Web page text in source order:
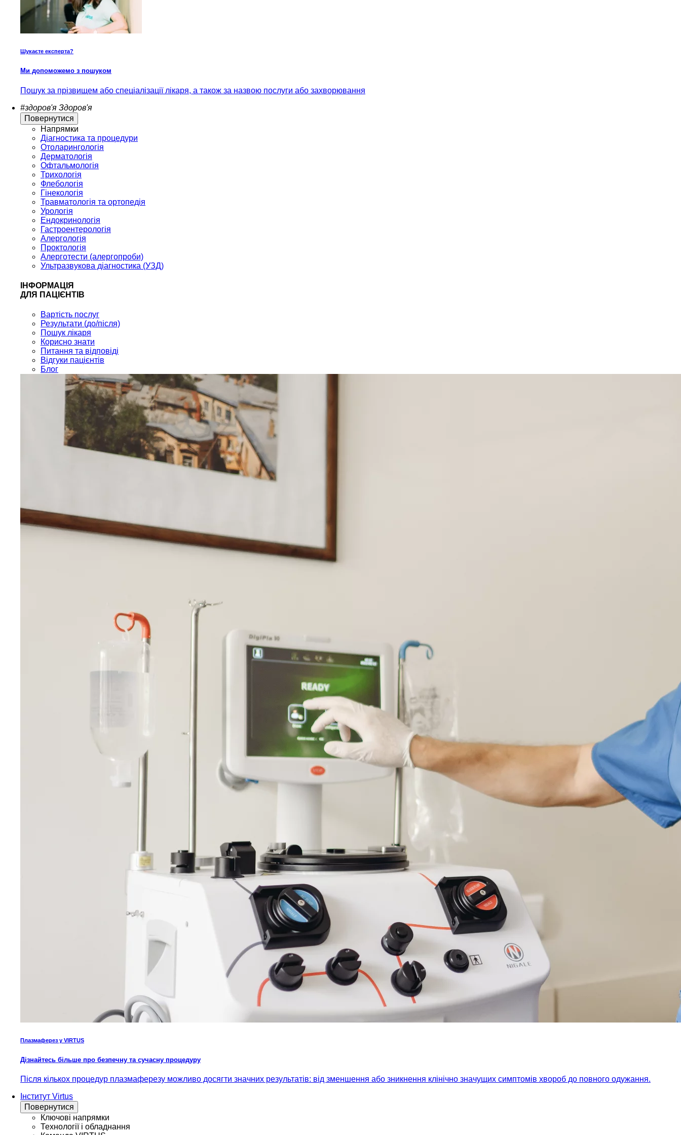
Шукаєте експерта?
Ми допоможемо з пошуком
Пошук за прізвищем або спеціалізації лікаря, а також за назвою послуги або захворювання
#здоров'я Здоров'я
Повернутися
Напрямки
Діагностика та процедури
Отоларингологія
Дерматологія
Офтальмологія
Трихологія
Флебологія
Гінекологія
Травматологія та ортопедія
Урологія
Ендокринологія
Гастроентерологія
Алергологія
Проктологія
Алерготести (алергопроби)
Ультразвукова діагностика (УЗД)
ІНФОРМАЦІЯ
ДЛЯ ПАЦІЄНТІВ
Вартість послуг
Результати (до/після)
Пошук лікаря
Корисно знати
Питання та відповіді
Відгуки пацієнтів
Блог
Плазмаферез у VIRTUS
Дізнайтесь більше про безпечну та сучасну процедуру
Після кількох процедур плазмаферезу можливо досягти значних результатів: від зменшення або зникнення клінічно значущих симптомів хвороб до повного одужання.
Інститут Virtus
Повернутися
Ключові напрямки
Технології і обладнання